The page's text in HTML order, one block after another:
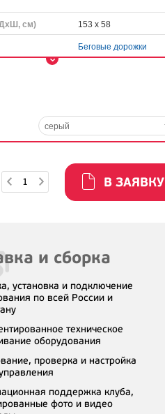
см) 153 x 58
Беговые дорожки
серый
В ЗАЯВКУ
и сборка
установка и подключение
по всей России и
техническое
оборудования
проверка и настройка
поддержка клуба,
фото и видео